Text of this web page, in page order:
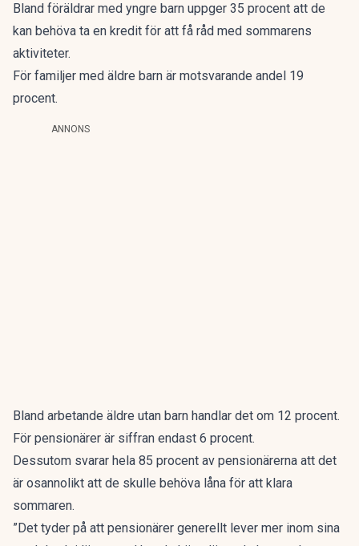
Bland föräldrar med yngre barn uppger 35 procent att de
kan behöva ta en kredit för att få råd med sommarens
aktiviteter.
För familjer med äldre barn är motsvarande andel 19
procent.
ANNONS
Bland arbetande äldre utan barn handlar det om 12 procent.
För pensionärer är siffran endast 6 procent.
Dessutom svarar hela 85 procent av pensionärerna att det
är osannolikt att de skulle behöva låna för att klara
sommaren.
”Det tyder på att pensionärer generellt lever mer inom sina